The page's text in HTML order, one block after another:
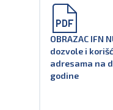
OBRAZAC IFN
dozvole i
adresama na
godine